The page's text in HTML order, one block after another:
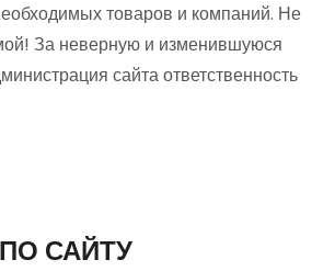
товаров и компаний. Не
За неверную и изменившуюся
сайта ответственность
САЙТУ